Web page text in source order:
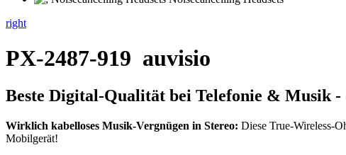
right
PX-2487-919 auvisio
Beste Digital-Qualität bei Telefonie & Musik
Wirklich kabelloses Musik-Vergnügen in Stereo: Diese True-Wireless-
Mobilgerät!